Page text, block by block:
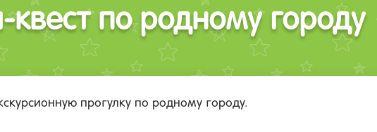
квест по родному городу
прогулку по родному городу.